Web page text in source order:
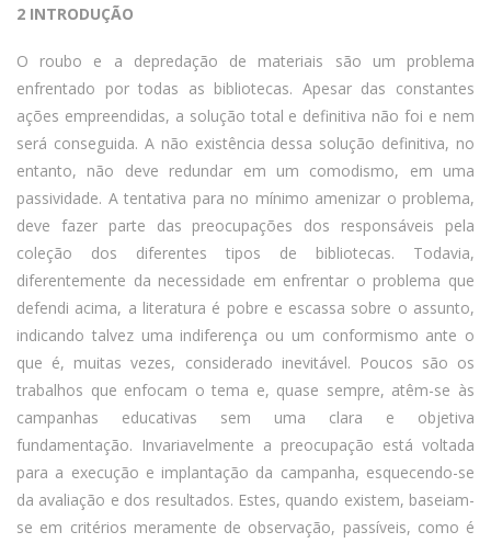
2 INTRODUÇÃO
O roubo e a depredação de materiais são um problema
enfrentado por todas as bibliotecas. Apesar das constantes
ações empreendidas, a solução total e definitiva não foi e nem
será conseguida. A não existência dessa solução definitiva, no
entanto, não deve redundar em um comodismo, em uma
passividade. A tentativa para no mínimo amenizar o problema,
deve fazer parte das preocupações dos responsáveis pela
coleção dos diferentes tipos de bibliotecas. Todavia,
diferentemente da necessidade em enfrentar o problema que
defendi acima, a literatura é pobre e escassa sobre o assunto,
indicando talvez uma indiferença ou um conformismo ante o
que é, muitas vezes, considerado inevitável. Poucos são os
trabalhos que enfocam o tema e, quase sempre, atêm-se às
campanhas educativas sem uma clara e objetiva
fundamentação. Invariavelmente a preocupação está voltada
para a execução e implantação da campanha, esquecendo-se
da avaliação e dos resultados. Estes, quando existem, baseiam-
se em critérios meramente de observação, passíveis, como é